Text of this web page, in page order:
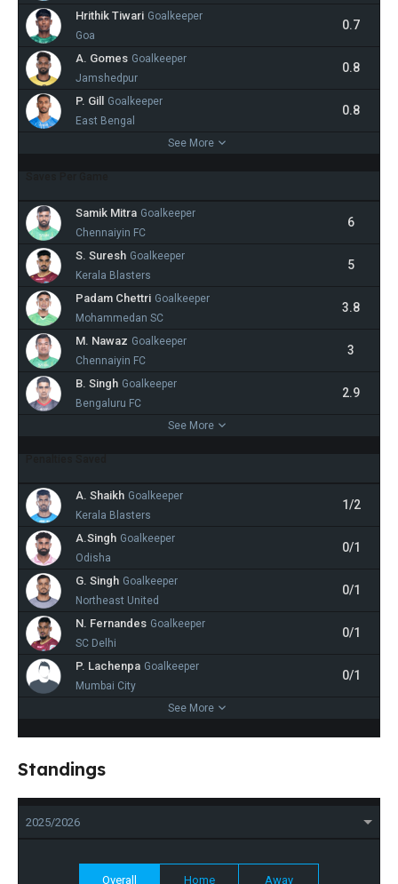
Hrithik Tiwari Goalkeeper
Goa
0.7
A. Gomes Goalkeeper
Jamshedpur
0.8
P. Gill
Goalkeeper
East Bengal
0.8
See More
Samik Mitra Goalkeeper
Chennaiyin FC
6
S. Suresh Goalkeeper
Kerala Blasters
5
Padam Chettri Goalkeeper
Mohammedan SC
3.8
M. Nawaz Goalkeeper
Chennaiyin FC
3
B. Singh Goalkeeper
Bengaluru FC
2.9
See More
A. Shaikh Goalkeeper
Kerala Blasters
1/2
A.Singh Goalkeeper
Odisha
0/1
G. Singh Goalkeeper
Northeast United
0/1
N. Fernandes Goalkeeper
SC Delhi
0/1
P. Lachenpa Goalkeeper
Mumbai City
0/1
See More
Standings
2025/2026
Overall Home Away